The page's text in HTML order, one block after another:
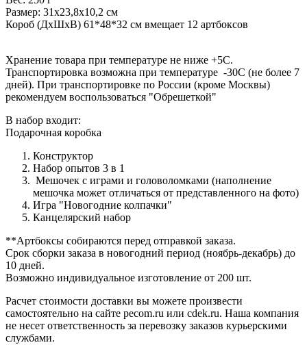
Размер: 31х23,8х10,2 см
Короб (ДхШхВ) 61*48*32 см вмещает 12 артбоксов
Хранение товара при температуре не ниже +5С.
Транспортировка возможна при температуре -30С (не более 7
дней). При транспортировке по России (кроме Москвы)
рекомендуем воспользоваться "Обрешеткой"
В набор входит:
Подарочная коробка
Конструктор
Набор опытов 3 в 1
Мешочек с играми и головоломками (наполнение
мешочка может отличаться от представленного на фото)
Игра "Новогодние колпачки"
Канцелярский набор
**Артбоксы собираются перед отправкой заказа.
Срок сборки заказа в новогодний период (ноябрь-декабрь) до
10 дней.
Возможно индивидуальное изготовление от 200 шт.
Расчет стоимости доставки вы можете произвести
самостоятельно на сайте pecom.ru или cdek.ru. Наша компания
не несет ответственность за перевозку заказов курьерскими
службами.